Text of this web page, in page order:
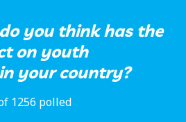
you think has the
on youth
your country?
1256 polled